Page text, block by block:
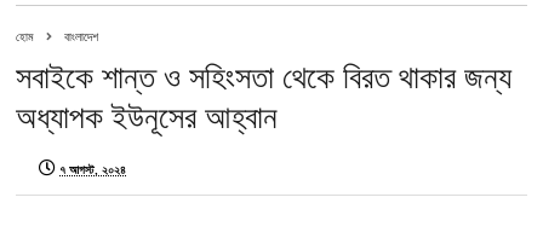
হোম বাংলাদেশ
সবাইকে শান্ত ও সহিংসতা থেকে বিরত থাকার জন্য
অধ্যাপক ইউনূসের আহ্বান
৭ আগস্ট, ২০২৪